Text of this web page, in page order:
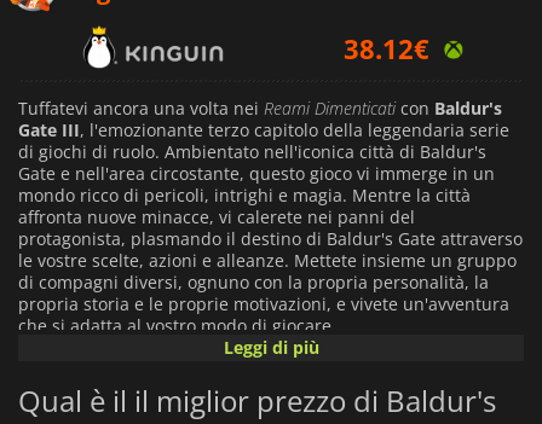
38.12€
49.99€
Tuffatevi ancora una volta nei Reami Dimenticaticon Baldur's
Gate III, l'emozionante terzo capitolo della leggendaria serie
di giochi di ruolo. Ambientato nell'iconica città di Baldur's
Gate e nell'area circostante, questo gioco vi immerge in un
mondo ricco di pericoli, intrighi e magia. Mentre la città
affronta nuove minacce, vi calerete nei panni del
protagonista, plasmando il destino di Baldur's Gate attraverso
le vostre scelte, azioni e alleanze. Mettete insieme un gruppo
di compagni diversi, ognuno con la propria personalità, la
propria storia e le proprie motivazioni, e vivete un'avventura
che si adatta al vostro modo di giocare.
infettati da un parassita Mind Flayer, un organismo
terrificante che vi trasforma lentamente in uno dei suoi simili.
Leggi di più
Qual è il il miglior prezzo di Baldur's